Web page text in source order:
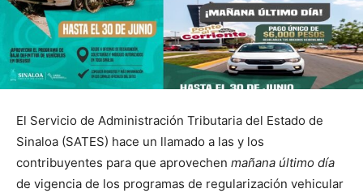
El Servicio de Administración Tributaria del Estado de
Sinaloa (SATES) hace un llamado a las y los
contribuyentes para que aprovechen mañana último día
de vigencia de los programas de regularización vehicular